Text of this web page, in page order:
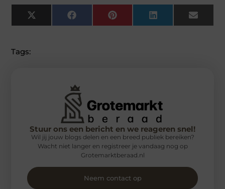
X
(Twitter)
FacebookPinterest LinkedIn Email
Tags:
Stuur ons een bericht en we reageren snel!
Wil jij jouw blogs delen en een breed publiek bereiken?
Wacht niet langer en registreer je vandaag nog op
Grotemarktberaad.nl
Neem contact op